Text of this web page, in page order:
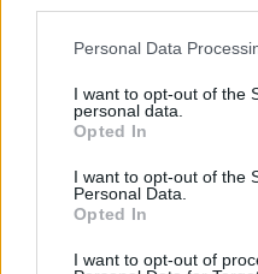
Please note that this
not limited to your visit or
grant or deny consent to
use your data for below
consent section.
Personal Data
I want to opt-out of the
personal data.
Opted In
I want to opt-out of the
Personal Data.
Opted In
I want to opt-out of
Staff